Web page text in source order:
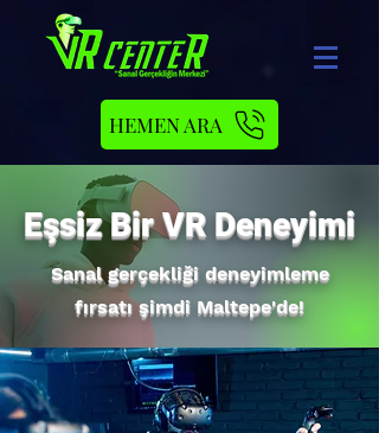
HEMEN ARA
Eşsiz Bir VR Deneyimi
Sanal gerçekliği deneyimleme
fırsatı şimdi Maltepe'de!